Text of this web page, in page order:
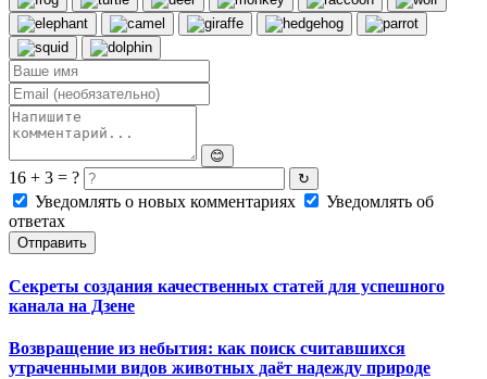
😊
16 + 3 = ? ↻
Уведомлять о новых комментариях
Уведомлять об
ответах
Отправить
Секреты создания качественных статей для успешного
канала на Дзене
Возвращение из небытия: как поиск считавшихся
утраченными видов животных даёт надежду природе